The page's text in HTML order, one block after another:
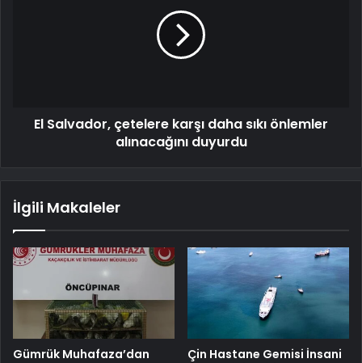
El Salvador, çetelere karşı daha sıkı önlemler
alınacağını duyurdu
İlgili Makaleler
Gümrük Muhafaza’dan
Çin Hastane Gemisi İnsani